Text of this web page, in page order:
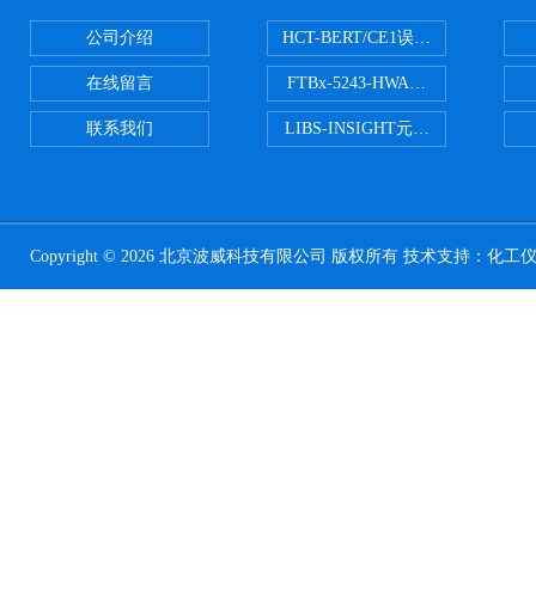
公司介绍
在线留言
联系我们
HCT-BERT/CE1误码测试仪
FTBx-5243-HWA光谱分析仪
LIBS-INSIGHT元素光谱分析仪
Copyright © 2026 北京波威科技有限公司 版权所有 技术支持： 化工